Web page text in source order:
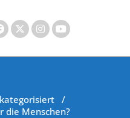
/
die Menschen?